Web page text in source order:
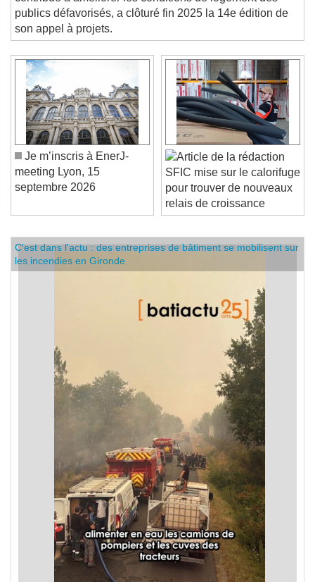
contribue à améliorer les conditions de logement des
publics défavorisés, a clôturé fin 2025 la 14e édition de
son appel à projets.
Je m’inscris à EnerJ-
meeting Lyon, 15
SFIC mise sur le calorifuge
pour trouver de nouveaux
relais de croissance
C'est dans l'actu : des entreprises de bâtiment se mobilisent sur
les incendies en Gironde